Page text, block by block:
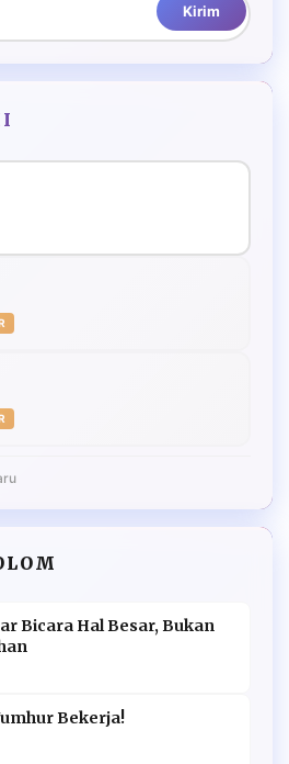
Kirim
Bicara Hal Besar, Bukan
Bekerja!